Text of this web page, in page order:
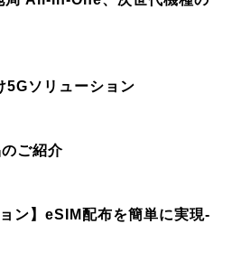
5Gソリューション
ご紹介
ン】eSIM配布を簡単に実現-